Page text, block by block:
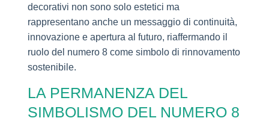
decorativi non sono solo estetici ma
rappresentano anche un messaggio di continuità,
innovazione e apertura al futuro, riaffermando il
ruolo del numero 8 come simbolo di rinnovamento
sostenibile.
LA PERMANENZA DEL
SIMBOLISMO DEL NUMERO 8